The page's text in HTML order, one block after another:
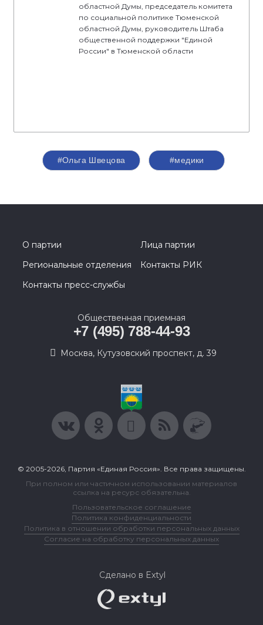
областной Думы, председатель комитета
по социальной политике Тюменской
областной Думы, руководитель Штаба
общественной поддержки "Единой
России" в Тюменской области
#Ольга Швецова #медики
О партии
Лица партии
Региональные отделения
Контакты РИК
Контакты пресс-службы
Общественная приемная
+7 (495) 788-44-93
Москва, Кутузовский проспект, д. 39
© 2005-2026, Партия «Единая Россия». Все права защищены.
При полном или частичном использовании материалов
ссылка на ресурс обязательна.
Пользовательское соглашение
Политика конфиденциальности
Политика в отношении обработки персональных данных
Согласие на обработку персональных данных
Сделано в Extyl